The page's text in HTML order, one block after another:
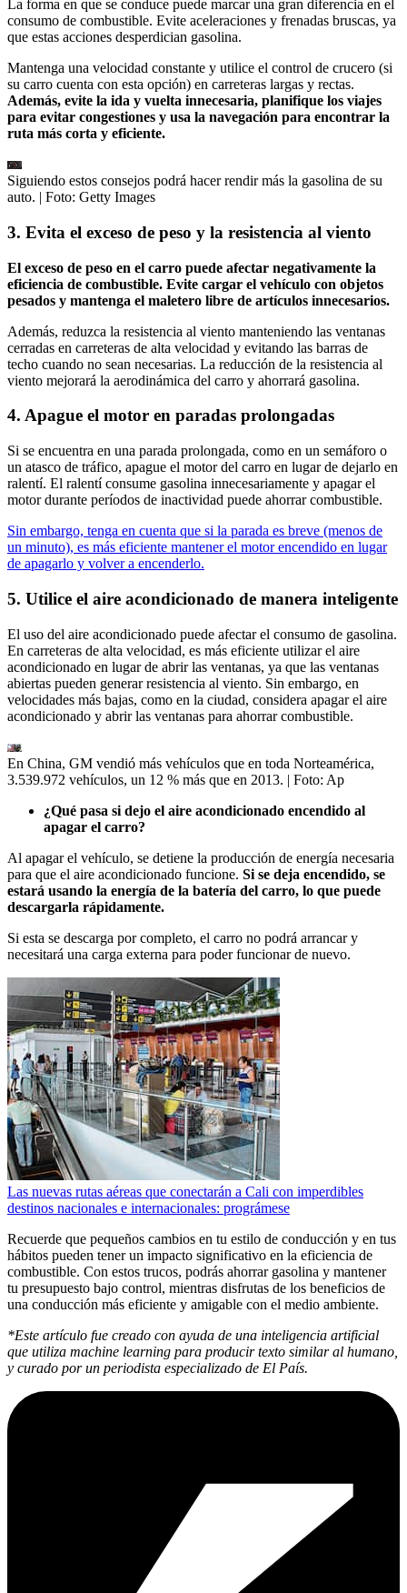
La forma en que se conduce puede marcar una gran diferencia en el
consumo de combustible. Evite aceleraciones y frenadas bruscas, ya
que estas acciones desperdician gasolina.
Mantenga una velocidad constante y utilice el control de crucero (si
su carro cuenta con esta opción) en carreteras largas y rectas.
Además, evite la ida y vuelta innecesaria, planifique los viajes
para evitar congestiones y usa la navegación para encontrar la
ruta más corta y eficiente.
Siguiendo estos consejos podrá hacer rendir más la gasolina de su
auto. | Foto: Getty Images
3. Evita el exceso de peso y la resistencia al viento
El exceso de peso en el carro puede afectar negativamente la
eficiencia de combustible. Evite cargar el vehículo con objetos
pesados y mantenga el maletero libre de artículos innecesarios.
Además, reduzca la resistencia al viento manteniendo las ventanas
cerradas en carreteras de alta velocidad y evitando las barras de
techo cuando no sean necesarias. La reducción de la resistencia al
viento mejorará la aerodinámica del carro y ahorrará gasolina.
4. Apague el motor en paradas prolongadas
Si se encuentra en una parada prolongada, como en un semáforo o
un atasco de tráfico, apague el motor del carro en lugar de dejarlo en
ralentí. El ralentí consume gasolina innecesariamente y apagar el
motor durante períodos de inactividad puede ahorrar combustible.
Sin embargo, tenga en cuenta que si la parada es breve (menos de
un minuto), es más eficiente mantener el motor encendido en lugar
de apagarlo y volver a encenderlo.
5. Utilice el aire acondicionado de manera inteligente
El uso del aire acondicionado puede afectar el consumo de gasolina.
En carreteras de alta velocidad, es más eficiente utilizar el aire
acondicionado en lugar de abrir las ventanas, ya que las ventanas
abiertas pueden generar resistencia al viento. Sin embargo, en
velocidades más bajas, como en la ciudad, considera apagar el aire
acondicionado y abrir las ventanas para ahorrar combustible.
En China, GM vendió más vehículos que en toda Norteamérica,
3.539.972 vehículos, un 12 % más que en 2013. | Foto: Ap
¿Qué pasa si dejo el aire acondicionado encendido al
apagar el carro?
Al apagar el vehículo, se detiene la producción de energía necesaria
para que el aire acondicionado funcione. Si se deja encendido, se
estará usando la energía de la batería del carro, lo que puede
descargarla rápidamente.
Si esta se descarga por completo, el carro no podrá arrancar y
necesitará una carga externa para poder funcionar de nuevo.
Las nuevas rutas aéreas que conectarán a Cali con imperdibles
destinos nacionales e internacionales: prográmese
Recuerde que pequeños cambios en tu estilo de conducción y en tus
hábitos pueden tener un impacto significativo en la eficiencia de
combustible. Con estos trucos, podrás ahorrar gasolina y mantener
tu presupuesto bajo control, mientras disfrutas de los beneficios de
una conducción más eficiente y amigable con el medio ambiente.
*Este artículo fue creado con ayuda de una inteligencia artificial
que utiliza machine learning para producir texto similar al humano,
y curado por un periodista especializado de El País.